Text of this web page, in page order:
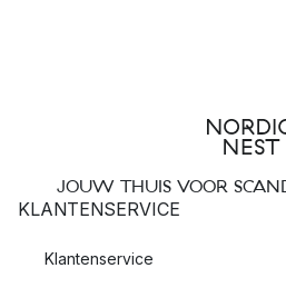
JOUW THUIS VOOR
KLANTENSERVICE
Klantenservice